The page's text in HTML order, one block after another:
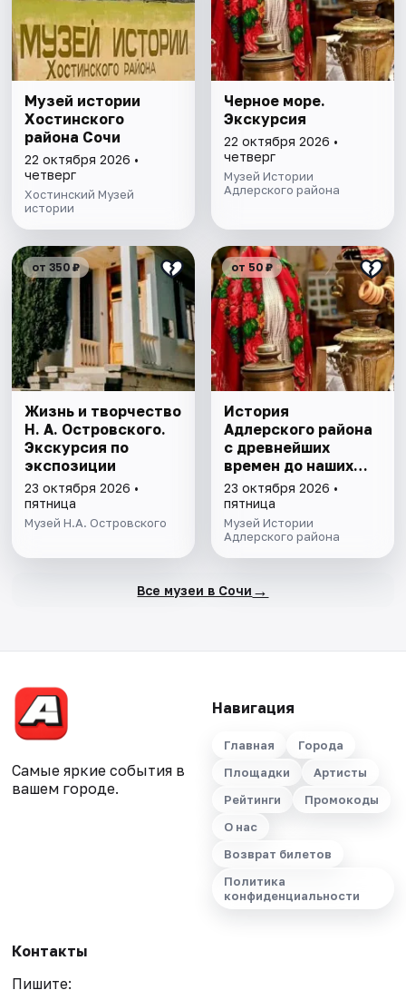
Музей истории
Хостинского
района Сочи
22 октября 2026 •
четверг
Хостинский Музей
истории
Черное море.
Экскурсия
22 октября 2026 •
четверг
Музей Истории
Адлерского района
от 350 ₽
Жизнь и творчество
Н. А. Островского.
Экскурсия по
экспозиции
23 октября 2026 •
пятница
Музей Н.А. Островского
от 50 ₽
История
Адлерского района
с древнейших
времен до наших
дней
23 октября 2026 •
пятница
Музей Истории
Адлерского района
Все музеи в Сочи →
Самые яркие события в
вашем городе.
Навигация
Главная
Города
Площадки
Артисты
Рейтинги
Промокоды
О нас
Возврат билетов
Политика
конфиденциальности
Контакты
Пишите: